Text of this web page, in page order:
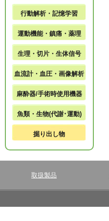
行動解析・記憶学習
運動機能・鎮痛・薬理
生理・切片・生体信号
血流計・血圧・画像解析
麻酔器/手術時使用機器
魚類・生物(代謝･運動)
掘り出し物
取扱製品